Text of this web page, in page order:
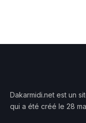
Dakarmidi.net est un
qui a été créé le 28